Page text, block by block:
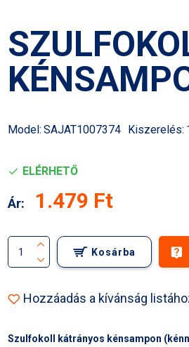
Model: SAJAT1007374 Kiszerelés:
ELÉRHETŐ
Ár: 1.479 Ft
Kosárba
Hozzáadás a kívánság
Szulfokoll kátrányos kénsampon